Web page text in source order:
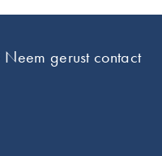
gerust contact